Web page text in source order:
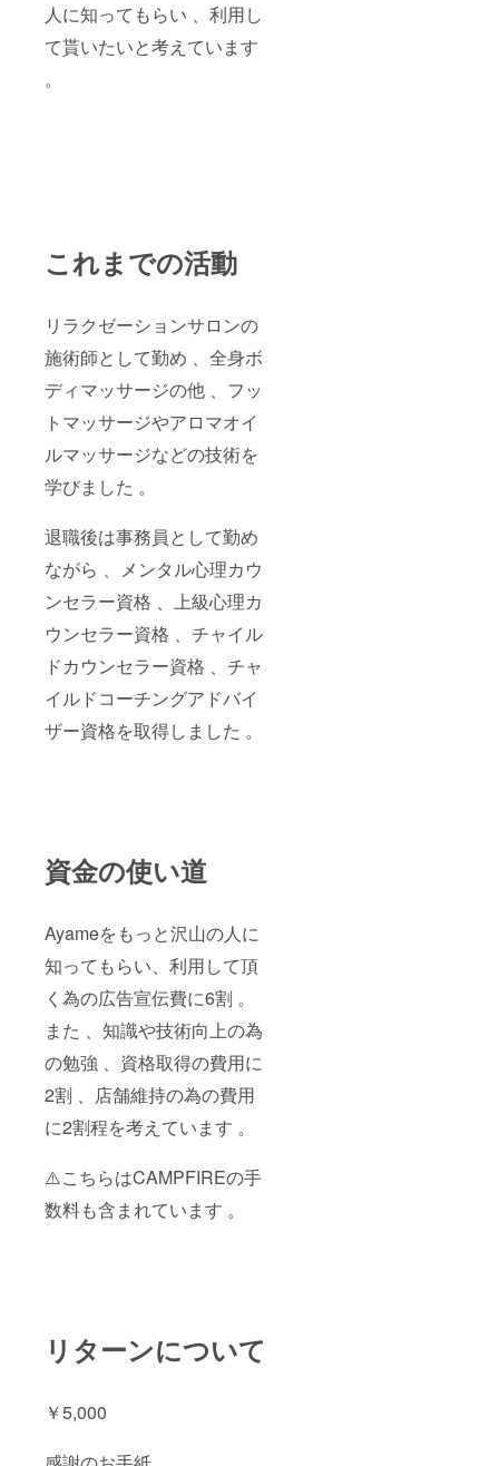
人に知ってもらい 、利用し
て貰いたいと考えています
。
これまでの活動
リラクゼーションサロンの
施術師として勤め 、全身ボ
ディマッサージの他 、フッ
トマッサージやアロマオイ
ルマッサージなどの技術を
学びました 。
退職後は事務員として勤め
ながら 、メンタル心理カウ
ンセラー資格 、上級心理カ
ウンセラー資格 、チャイル
ドカウンセラー資格 、チャ
イルドコーチングアドバイ
ザー資格を取得しました 。
資金の使い道
Ayameをもっと沢山の人に
知ってもらい、利用して頂
く為の広告宣伝費に6割 。
また 、知識や技術向上の為
の勉強 、資格取得の費用に
2割 、店舗維持の為の費用
に2割程を考えています 。
⚠️こちらはCAMPFIREの手
数料も含まれています 。
リターンについて
￥5,000